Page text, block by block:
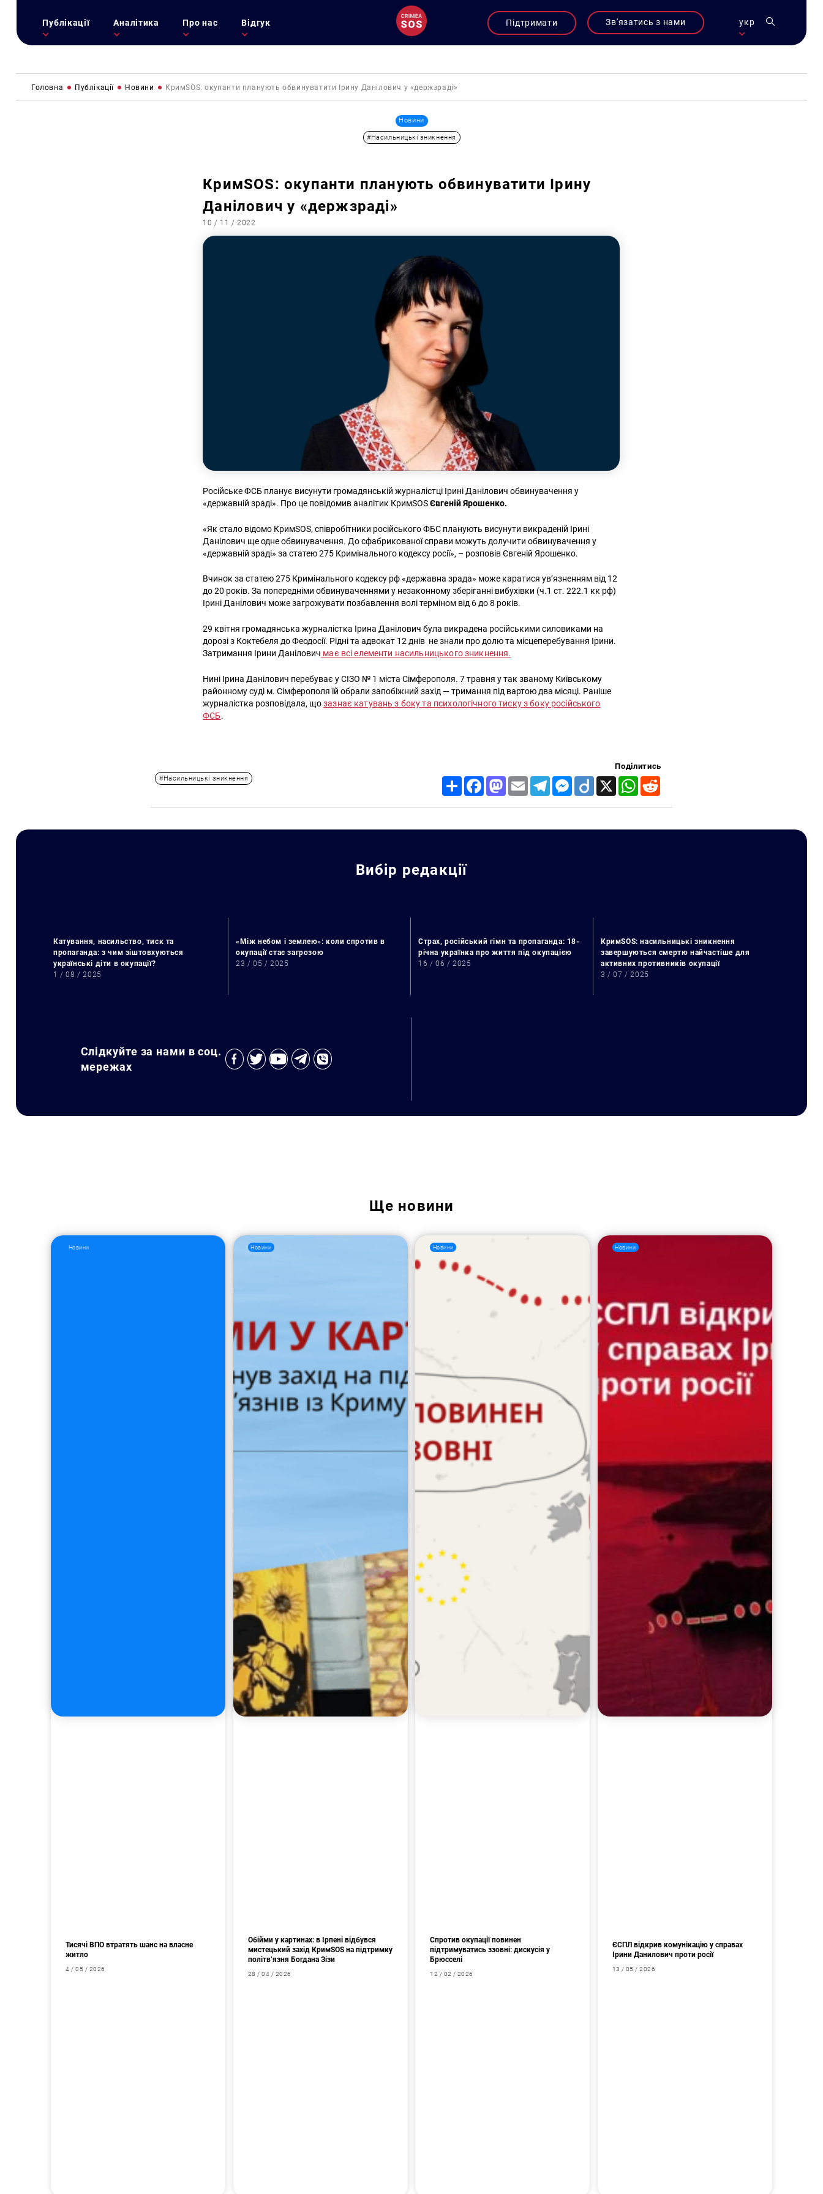
Публікації Аналітика Про нас Відгук Підтримати Зв'язатись з нами укр
Головна Публікації Новини КримSOS: окупанти планують обвинуватити Ірину Данілович у «держзраді»
Новини
#Насильницькі зникнення
КримSOS: окупанти планують обвинуватити Ірину
Данілович у «держзраді»
10 / 11 / 2022
Російське ФСБ планує висунути громадянській журналістці Ірині Данілович обвинувачення у
«державній зраді». Про це повідомив аналітик КримSOSЄвгеній Ярошенко.
«Як стало відомо КримSOS, співробітники російського ФБС планують висунути викраденій Ірині
Данілович ще одне обвинувачення. До сфабрикованої справи можуть долучити обвинувачення у
«державній зраді» за статею 275 Кримінального кодексу росії», – розповів Євгеній Ярошенко.
Вчинок за статею 275 Кримінального кодексу рф «державна зрада» може каратися ув’язненням від 12
до 20 років. За попередніми обвинуваченнями у незаконному зберіганні вибухівки (ч.1 ст. 222.1 кк рф)
Ірині Данілович може загрожувати позбавлення волі терміном від 6 до 8 років.
29 квітня громадянська журналістка Ірина Данілович була викрадена російськими силовиками на
дорозі з Коктебеля до Феодосії. Рідні та адвокат 12 днів не знали про долю та місцеперебування Ірини.
Затримання Ірини Данілович має всі елементи насильницького зникнення.
Нині Ірина Данілович перебуває у СІЗО № 1 міста Сімферополя. 7 травня у так званому Київському
районному суді м. Сімферополя їй обрали запобіжний захід — тримання під вартою два місяці. Раніше
журналістка розповідала, щозазнає катувань з боку та психологічного тиску з боку російського
ФСБ.
#Насильницькі зникнення
Поділитись
Share FacebookMastodon
Email TelegramMessenger
Diigo X WhatsApp
Вибір редакції
Катування, насильство, тиск та
пропаганда: з чим зіштовхуються
українські діти в окупації?
1 / 08 / 2025
«Між небом і землею»: коли спротив в
окупації стає загрозою
23 / 05 / 2025
Страх, російський гімн та пропаганда: 18-
річна українка про життя під окупацією
16 / 06 / 2025
КримSOS: насильницькі зникнення
завершуються смертю найчастіше для
активних противників окупації
3 / 07 / 2025
Слідкуйте за нами в соц.
мережах
Ще новини
Новини
Тисячі ВПО втратять шанс на власне
житло
4 / 05 / 2026
Новини
Обійми у картинах: в Ірпені відбувся
мистецький захід КримSOS на підтримку
політв’язня Богдана Зізи
28 / 04 / 2026
Новини
Спротив окупації повинен
підтримуватись ззовні: дискусія у
Брюсселі
12 / 02 / 2026
Новини
ЄСПЛ відкрив комунікацію у справах
Ірини Данилович проти росії
13 / 05 / 2026